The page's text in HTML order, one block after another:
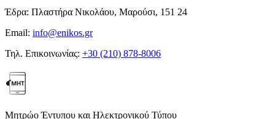
Έδρα: Πλαστήρα Νικολάου, Μαρούσι, 151 24
Email: info@enikos.gr
Τηλ. Επικοινωνίας: +30 (210) 878-8006
Μητρώο Έντυπου και Ηλεκτρονικού Τύπου